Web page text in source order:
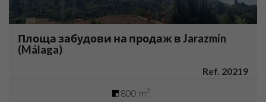
Площа забудови на продаж в Jarazmín
(Málaga)
Ref. 20219
800 m2